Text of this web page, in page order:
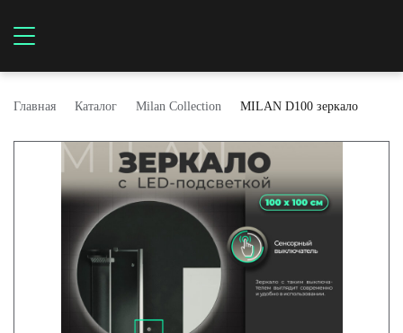
Главная Каталог Milan Collection MILAN D100 зеркало